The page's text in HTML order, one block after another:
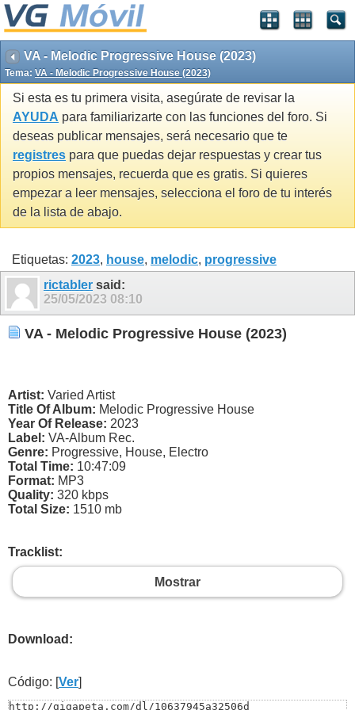
VA - Melodic Progressive House (2023)
Tema: VA - Melodic Progressive House (2023)
Si esta es tu primera visita, asegúrate de revisar la
AYUDA para familiarizarte con las funciones del foro. Si
deseas publicar mensajes, será necesario que te
registres para que puedas dejar respuestas y crear tus
propios mensajes, recuerda que es gratis. Si quieres
empezar a leer mensajes, selecciona el foro de tu interés
de la lista de abajo.
Etiquetas: 2023, house, melodic, progressive
rictabler said:
25/05/2023 08:10
VA - Melodic Progressive House (2023)
Artist: Varied Artist
Title Of Album: Melodic Progressive House
Year Of Release: 2023
Label: VA-Album Rec.
Genre: Progressive, House, Electro
Total Time: 10:47:09
Format: MP3
Quality: 320 kbps
Total Size: 1510 mb
Tracklist:
Mostrar
Download:
Código: [Ver]
http://gigapeta.com/dl/10637945a32506d